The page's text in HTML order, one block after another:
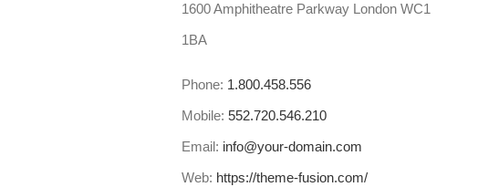
1600 Amphitheatre Parkway London WC1
1BA
Phone: 1.800.458.556
Mobile: 552.720.546.210
Email: info@your-domain.com
Web: https://theme-fusion.com/